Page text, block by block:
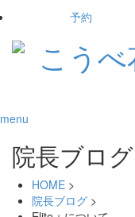
予約
menu
院長ブログ
HOME >
院長ブログ >